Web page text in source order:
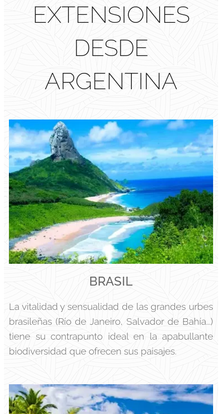
EXTENSIONES
DESDE
ARGENTINA
BRASIL
La vitalidad y sensualidad de las grandes urbes
brasileñas (Río de Janeiro, Salvador de Bahía...)
tiene su contrapunto ideal en la apabullante
biodiversidad que ofrecen sus paisajes.